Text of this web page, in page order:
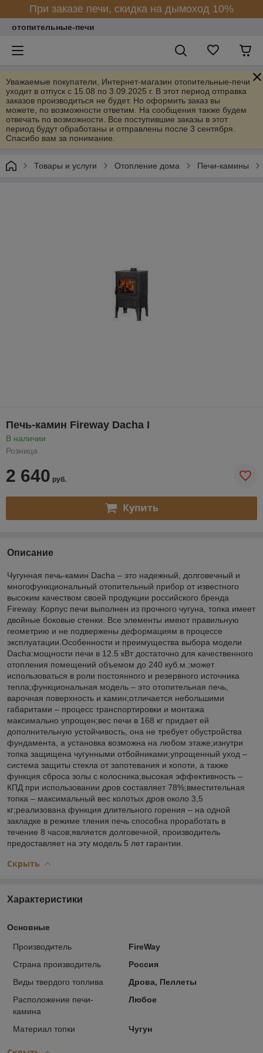
При заказе печи, скидка на дымоход 10%
отопительные-печи
Уважаемые покупатели, Интернет-магазин отопительные-печи
уходит в отпуск с 15.08 по 3.09.2025 г. В этот период отправка
заказов производиться не будет. Но оформить заказ вы
можете, по возможности ответим. На сообщения также будем
отвечать по возможности. Все поступившие заказы в этот
период будут обработаны и отправлены после 3 сентября.
Спасибо вам за понимание.
Товары и услуги Отопление дома Печи-камины
Печь-камин Fireway Dacha I
В наличии
Розница
2 640 руб.
Купить
Описание
Чугунная печь-камин Dacha – это надежный, долговечный и
многофункциональный отопительный прибор от известного
высоким качеством своей продукции российского бренда
Fireway. Корпус печи выполнен из прочного чугуна, топка имеет
двойные боковые стенки. Все элементы имеют правильную
геометрию и не подвержены деформациям в процессе
эксплуатации.Особенности и преимущества выбора модели
Dacha:мощности печи в 12.5 кВт достаточно для качественного
отопления помещений объемом до 240 куб.м.;может
использоваться в роли постоянного и резервного источника
тепла;функциональная модель – это отопительная печь,
варочная поверхность и камин;отличается небольшими
габаритами – процесс транспортировки и монтажа
максимально упрощен;вес печи в 168 кг придает ей
дополнительную устойчивость, она не требует обустройства
фундамента, а установка возможна на любом этаже;изнутри
топка защищена чугунными отбойниками;упрощенный уход –
система защиты стекла от запотевания и копоти, а также
функция сброса золы с колосника;высокая эффективность –
КПД при использовании дров составляет 78%;вместительная
топка – максимальный вес колотых дров около 3,5
кг;реализована функция длительного горения – на одной
закладке в режиме тления печь способна проработать в
течение 8 часов;является долговечной, производитель
предоставляет на эту модель 5 лет гарантии.
Скрыть
Характеристики
Основные
Производитель
FireWay
Страна производитель
Россия
Виды твердого топлива
Дрова, Пеллеты
Расположение печи-
камина
Любое
Материал топки Чугун